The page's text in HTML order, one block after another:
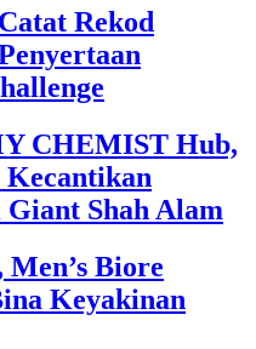
Rekod
CHEMIST Hub,
Kecantikan
Shah Alam
Men’s Biore
Keyakinan